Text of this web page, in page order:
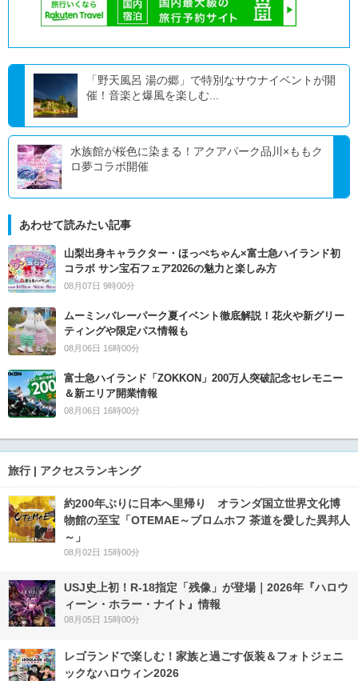
「野天風呂 湯の郷」で特別なサウナイベントが開
催！音楽と爆風を楽しむ...
水族館が桜色に染まる！アクアパーク品川×ももク
ロ夢コラボ開催
あわせて読みたい記事
山梨出身キャラクター・ほっぺちゃん×富士急ハイランド初
コラボ サン宝石フェア2026の魅力と楽しみ方
08月07日 9時00分
ムーミンバレーパーク夏イベント徹底解説！花火や新グリー
ティングや限定パス情報も
08月06日 16時00分
富士急ハイランド「ZOKKON」200万人突破記念セレモニー
＆新エリア開業情報
08月06日 16時00分
旅行 | アクセスランキング
約200年ぶりに日本へ里帰り オランダ国立世界文化博
物館の至宝「OTEMAE～ブロムホフ 茶道を愛した異邦人
～」
08月02日 15時00分
USJ史上初！R-18指定「残像」が登場｜2026年『ハロウ
ィーン・ホラー・ナイト』情報
08月05日 15時00分
レゴランドで楽しむ！家族と過ごす仮装＆フォトジェニ
ックなハロウィン2026